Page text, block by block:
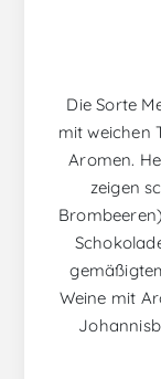
Die Sorte
mit weichen
Aromen.
zeigen
Weine mit